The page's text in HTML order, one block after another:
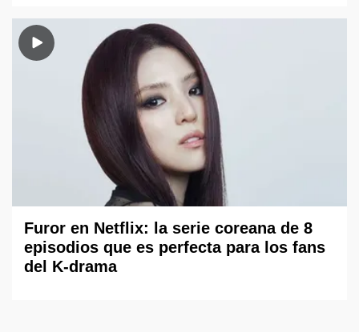
Furor en Netflix: la serie coreana de 8
episodios que es perfecta para los fans
del K-drama